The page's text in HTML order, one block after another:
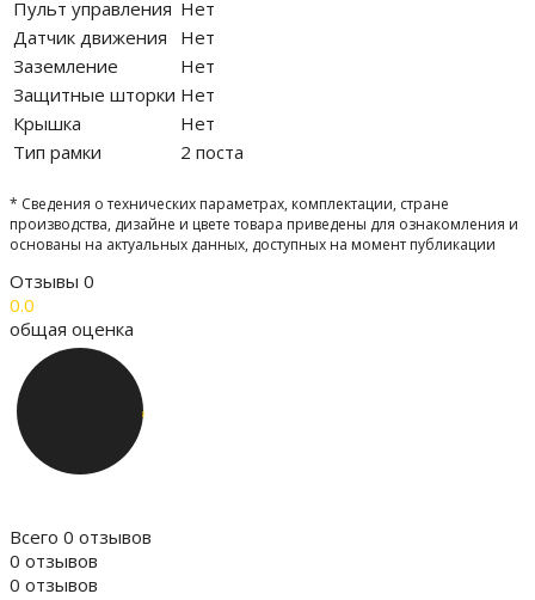
Пульт управления Нет
Датчик движения
Нет
Заземление
Нет
Защитные шторки Нет
Крышка
Нет
Тип рамки
2 поста
* Сведения о технических параметрах, комплектации, стране
производства, дизайне и цвете товара приведены для ознакомления и
основаны на актуальных данных, доступных на момент публикации
Отзывы 0
0.0
общая оценка
Всего 0 отзывов
0 отзывов
0 отзывов